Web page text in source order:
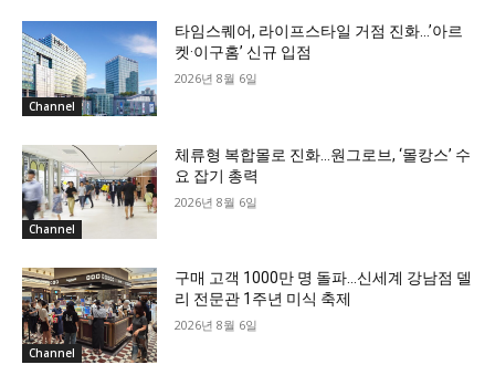
Channel
타임스퀘어, 라이프스타일 거점 진화…’아르
켓·이구홈’ 신규 입점
2026년 8월 6일
Channel
체류형 복합몰로 진화…원그로브, ‘몰캉스’ 수
요 잡기 총력
2026년 8월 6일
Channel
구매 고객 1000만 명 돌파…신세계 강남점 델
리 전문관 1주년 미식 축제
2026년 8월 6일